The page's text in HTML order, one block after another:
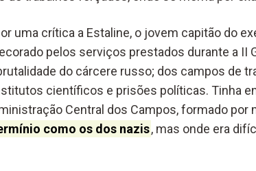
uma crítica a Estaline, o jovem capitão do
pelos serviços prestados durante a II
do cárcere russo; dos campos de
científicos e prisões políticas. Tinha
Central dos Campos, formado por
como os dos nazis, mas onde era